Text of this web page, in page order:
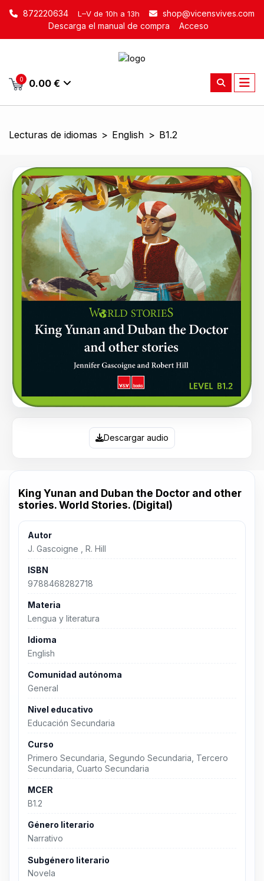
872220634 L–V de 10h a 13h
shop@vicensvives.com
Descarga el manual de compra
Acceso
0 0.00 €
Lecturas de idiomas > English > B1.2
Descargar audio
King Yunan and Duban the Doctor and other
stories. World Stories. (Digital)
Autor
J. Gascoigne , R. Hill
ISBN
9788468282718
Materia
Lengua y literatura
Idioma
English
Comunidad autónoma
General
Nivel educativo
Educación Secundaria
Curso
Primero Secundaria, Segundo Secundaria, Tercero
Secundaria, Cuarto Secundaria
MCER
B1.2
Género literario
Narrativo
Subgénero literario
Novela